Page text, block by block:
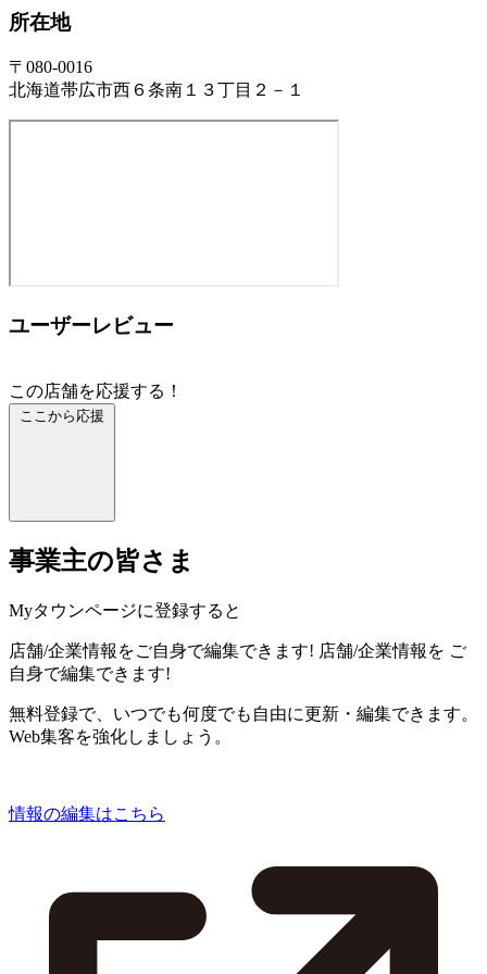
所在地
〒080-0016
北海道帯広市西６条南１３丁目２－１
ユーザーレビュー
この店舗を応援する！
ここから応援
事業主の皆さま
Myタウンページに登録すると
店舗/企業情報をご自身で編集できます! 店舗/企業情報を ご
自身で編集できます!
無料登録で、いつでも何度でも自由に更新・編集できます。
Web集客を強化しましょう。
情報の編集はこちら